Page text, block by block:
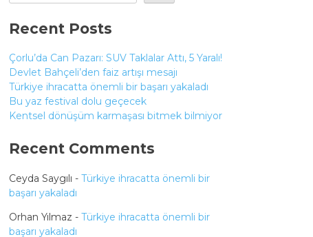
Recent Posts
Çorlu’da Can Pazarı: SUV Taklalar Attı, 5 Yaralı!
Devlet Bahçeli’den faiz artışı mesajı
Türkiye ihracatta önemli bir başarı yakaladı
Bu yaz festival dolu geçecek
Kentsel dönüşüm karmaşası bitmek bilmiyor
Recent Comments
Ceyda Saygılı - Türkiye ihracatta önemli bir
başarı yakaladı
Orhan Yılmaz - Türkiye ihracatta önemli bir
başarı yakaladı